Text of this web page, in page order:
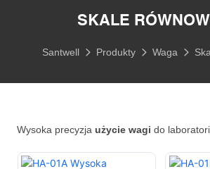
SKALE
Santwell Produkty Waga
Wysoka precyzja użycie wagi do